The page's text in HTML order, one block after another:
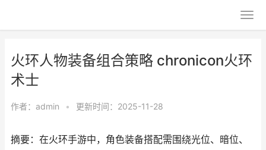
火环人物装备组合策略 chronicon火环
术士
作者： admin • 更新时间：2025-11-28
摘要：在火环手游中，角色装备搭配需围绕光位、暗位、